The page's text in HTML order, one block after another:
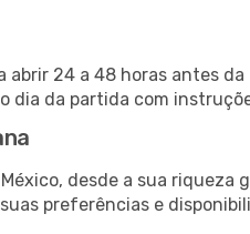
24 a 48 horas antes
dia da partida com
desde a sua
preferências e